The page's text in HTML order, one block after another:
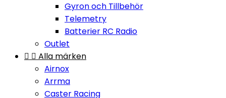
Gyron och Tillbehör
Telemetry
Batterier RC Radio
Outlet
  Alla märken
Airnox
Arrma
Caster Racing